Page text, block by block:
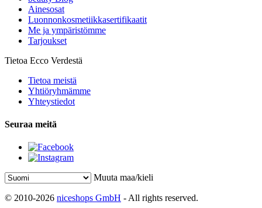
Ainesosat
Luonnonkosmetiikkasertifikaatit
Me ja ympäristömme
Tarjoukset
Tietoa Ecco Verdestä
Tietoa meistä
Yhtiöryhmämme
Yhteystiedot
Seuraa meitä
Muuta maa/kieli
© 2010-2026 niceshops GmbH - All rights reserved.